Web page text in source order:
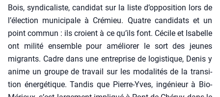
Bois, syn­di­ca­liste, can­di­dat sur la liste d’opposition lors de
l’é­lec­tion muni­ci­pale à Cré­mieu. Quatre can­di­dats et un
point com­mun : ils croient à ce qu’ils font. Cécile et Isa­belle
ont mili­té ensemble pour amé­lio­rer le sort des jeunes
migrants. Cadre dans une entre­prise de logis­tique, Denis y
anime un groupe de tra­vail sur les moda­li­tés de la tran­si­
tion éner­gé­tique. Tan­dis que Pierre-Yves, ingé­nieur à Bio­